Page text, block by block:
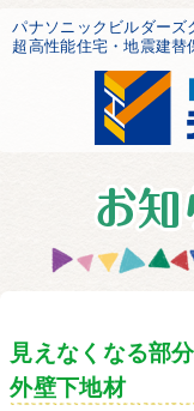
パナソニックビルダーズ
超高性能住宅・地震建替
見えなくなる部分
外壁下地材